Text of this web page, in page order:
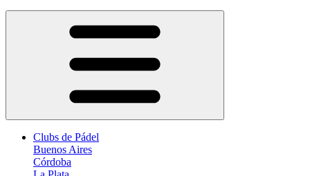
Clubs de Pádel
Buenos Aires
Córdoba